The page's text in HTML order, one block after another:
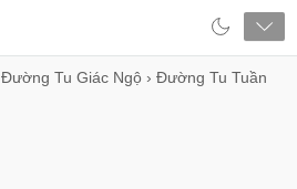
Đường Tu Giác Ngộ › Đường Tu Tuần